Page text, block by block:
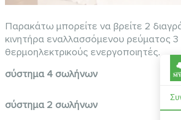
Παρακάτω μπορείτε να βρείτε 2
κινητήρα εναλλασσόμενου ρεύματος 3
θερμοηλεκτρικούς ενεργοποιητές.
σύστημα 4 σωλήνων
σύστημα 2 σωλήνων